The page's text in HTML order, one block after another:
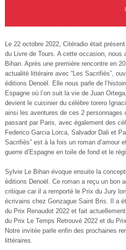
Le 22 octobre 2022, Citéradio était
du Livre de Tours. A cette occasion, nous
Bihan. Après une première rencontre en
actualité littéraire avec “Les Sacrifiés”,
éditions Denoël. Elle nous parle de
Espagne où l’on suit la vie de Juan
devient le cuisinier du célèbre torero
ainsi les aventures de ces 2 personnages
passant par Paris, avec également des
Federico Garcia Lorca, Salvador Dali et
Sacrifiés” est à la fois un roman d’amour
guerre d’Espagne en toile de fond et le
Sylvie Le Bihan évoque ensuite la
éditions Denoël. Ce roman a reçu un bon
critique car il a remporté le Prix du Jury
écrivains chez Gonzague Saint Bris. Il a
du Prix Renaudot 2022 et fait
du Prix Le Temps Retrouvé 2022 et du
Notre invitée parle enfin des prochaines
littéraires.